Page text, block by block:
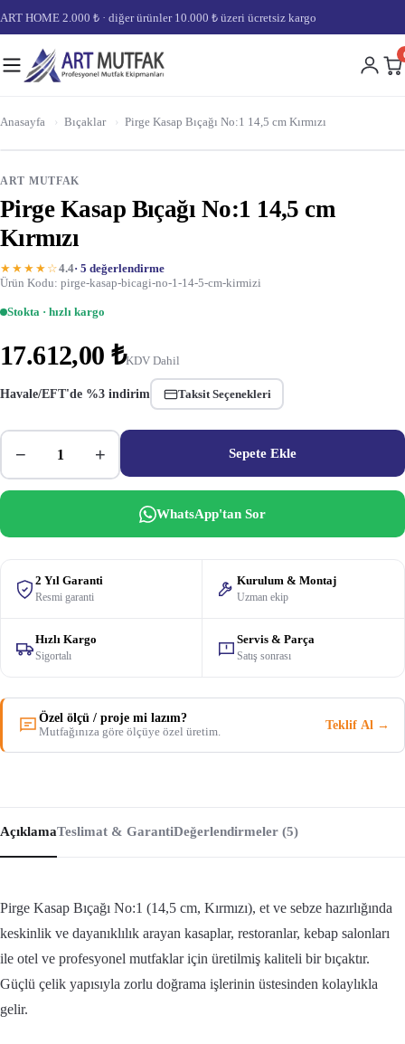
ART HOME 2.000 ₺ · diğer ürünler 10.000 ₺ üzeri ücretsiz kargo
Anasayfa › Bıçaklar › Pirge Kasap Bıçağı No:1 14,5 cm Kırmızı
ART MUTFAK
Pirge Kasap Bıçağı No:1 14,5 cm
Kırmızı
★★★★☆4.4· 5 değerlendirme
Ürün Kodu: pirge-kasap-bicagi-no-1-14-5-cm-kirmizi
Stokta · hızlı kargo
17.612,00 ₺KDV Dahil
Havale/EFT'de %3 indirim Taksit Seçenekleri
− + Sepete Ekle
WhatsApp'tan Sor
2 Yıl Garanti
Resmi garanti
Kurulum & Montaj
Uzman ekip
Hızlı Kargo
Sigortalı
Servis & Parça
Satış sonrası
Özel ölçü / proje mi lazım?
Mutfağınıza göre ölçüye özel üretim.
Teklif Al →
AçıklamaTeslimat & GarantiDeğerlendirmeler (5)
Pirge Kasap Bıçağı No:1 (14,5 cm, Kırmızı), et ve sebze hazırlığında
keskinlik ve dayanıklılık arayan kasaplar, restoranlar, kebap salonları
ile otel ve profesyonel mutfaklar için üretilmiş kaliteli bir bıçaktır.
Güçlü çelik yapısıyla zorlu doğrama işlerinin üstesinden kolaylıkla
gelir.